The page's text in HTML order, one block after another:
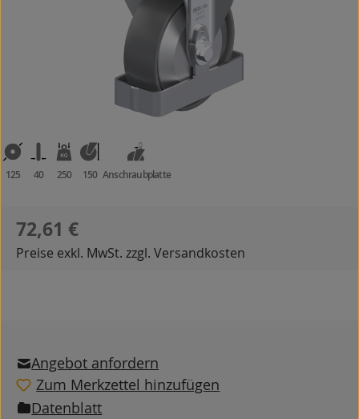
125 40 250 150 Anschraubplatte
Regulärer Preis:
72,61 €
Preise exkl. MwSt. zzgl. Versandkosten
Angebot anfordern
Zum Merkzettel hinzufügen
Datenblatt